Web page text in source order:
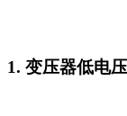
1. 变压器低电